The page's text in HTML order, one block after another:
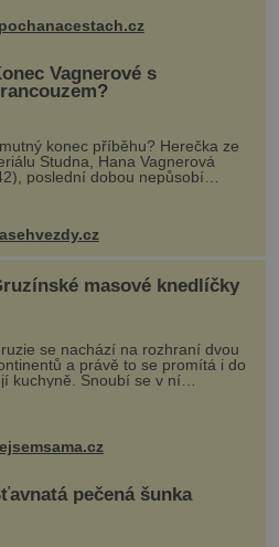
Vagnerové s
konec příběhu? Herečka ze
Studna, Hana Vagnerová
poslední dobou nepůsobí
masové knedlíčky
se nachází na rozhraní dvou
a právě to se promítá i do
kuchyně. Snoubí se v ní
a asijské chutě a díky tomu
které rozhodně st...
pečená šunka